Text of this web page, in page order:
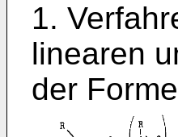
1.
linearen
der